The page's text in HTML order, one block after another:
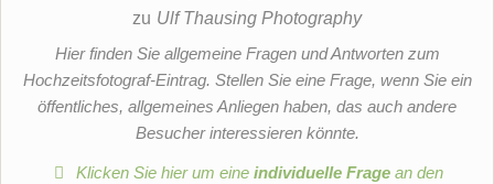
zu Ulf Thausing Photography
Hier finden Sie allgemeine Fragen und Antworten zum
Hochzeitsfotograf-Eintrag. Stellen Sie eine Frage, wenn Sie ein
öffentliches, allgemeines Anliegen haben, das auch andere
Besucher interessieren könnte.
Klicken Sie hier um eineindividuelle Frage an den